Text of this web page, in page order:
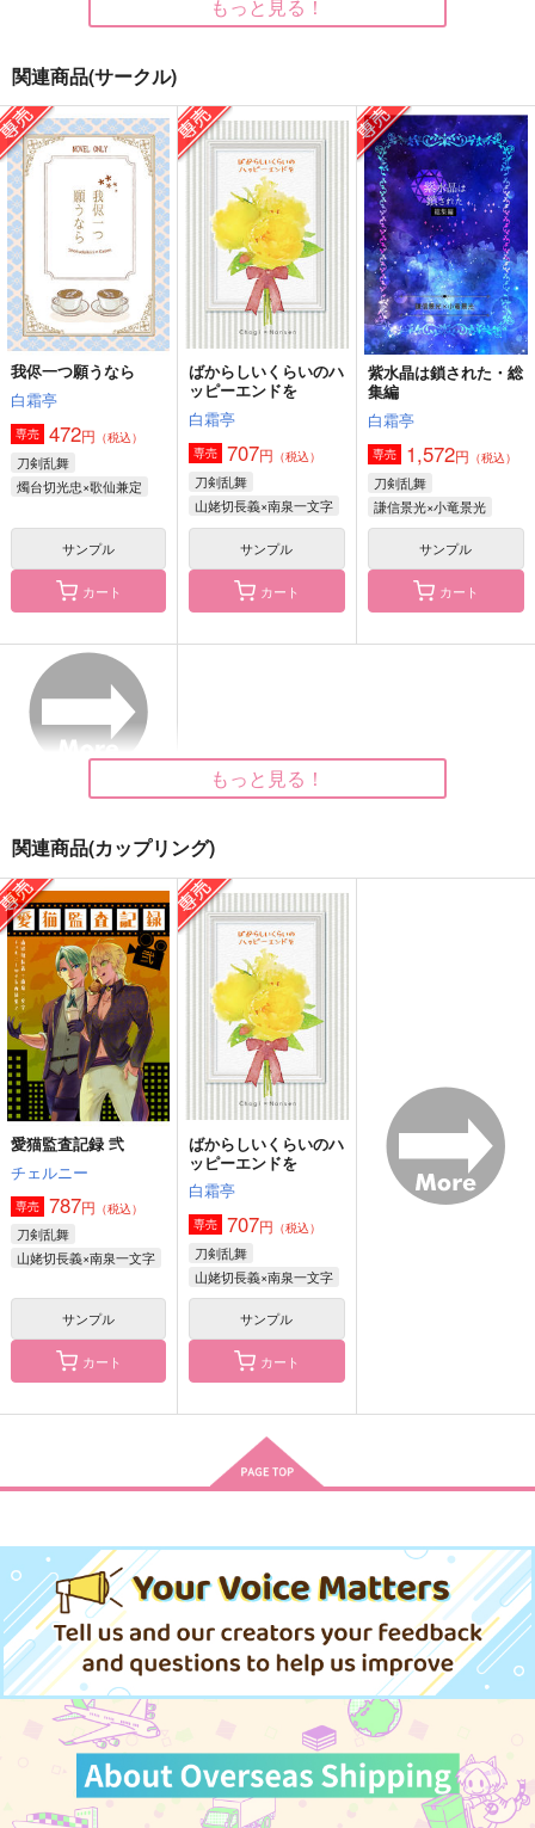
WITH YOU
+plus
715 （税込）
小宮×トガシ
サンプル
作品詳細
君と彩る日々
わすれ雪
3,929円（税込）
南泉一文字×山姥切長義
サンプル
作品詳細
ふきよせ
しめ☆さば
286円（税込）
南泉一文字×山姥切長義
サンプル
作品詳細
たかい
インターチェンジ
472円（税込）
南泉一文字×山姥切長義
サンプル サンプル
【オマケなし】猫殺し
サンプル
酔いどれにゃんこは忘
却キス魔
サイケデリックサラ
ダ
581円（税込）
作品詳細
WhenCloudsBreak
アルティメットちく
1,100円
南泉一文字×山姥切長義
作品詳細
にゃんでオレがこんな
目にッ！！
アルティメットちく
Stick with you
Laid back
爆豪勝己×轟焦凍
Christmas moments
寝落ちもちもち
1,257円（税込）
成田狂児×岡聡実
Re:Start with you
うにたべたい
1,257円 （税込）
潮江文次郎×立花仙蔵
もっと見る！
関連商品(サークル)
我侭一つ願うなら
白霜亭
専売 472円 （税込）
刀剣乱舞
燭台切光忠×歌仙兼定
サンプル
カート
ばからしいくらいのハ
ッピーエンドを
白霜亭
専売 707円 （税込）
刀剣乱舞
山姥切長義×南泉一文字
サンプル
カート
紫水晶は鎖された・総
集編
白霜亭
専売 1,572円 （税込）
刀剣乱舞
謙信景光×小竜景光
サンプル
カート
もっと見る！
関連商品(カップリング)
愛猫監査記録 弐
チェルニー
専売 787円 （税込）
刀剣乱舞
山姥切長義×南泉一文字
サンプル
カート
ばからしいくらいのハ
ッピーエンドを
白霜亭
専売 707円 （税込）
刀剣乱舞
山姥切長義×南泉一文字
サンプル
カート